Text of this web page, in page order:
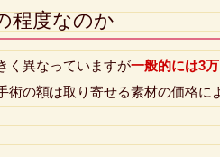
程度なのか
く異なっていますが一般的には3
術の額は取り寄せる素材の価格に